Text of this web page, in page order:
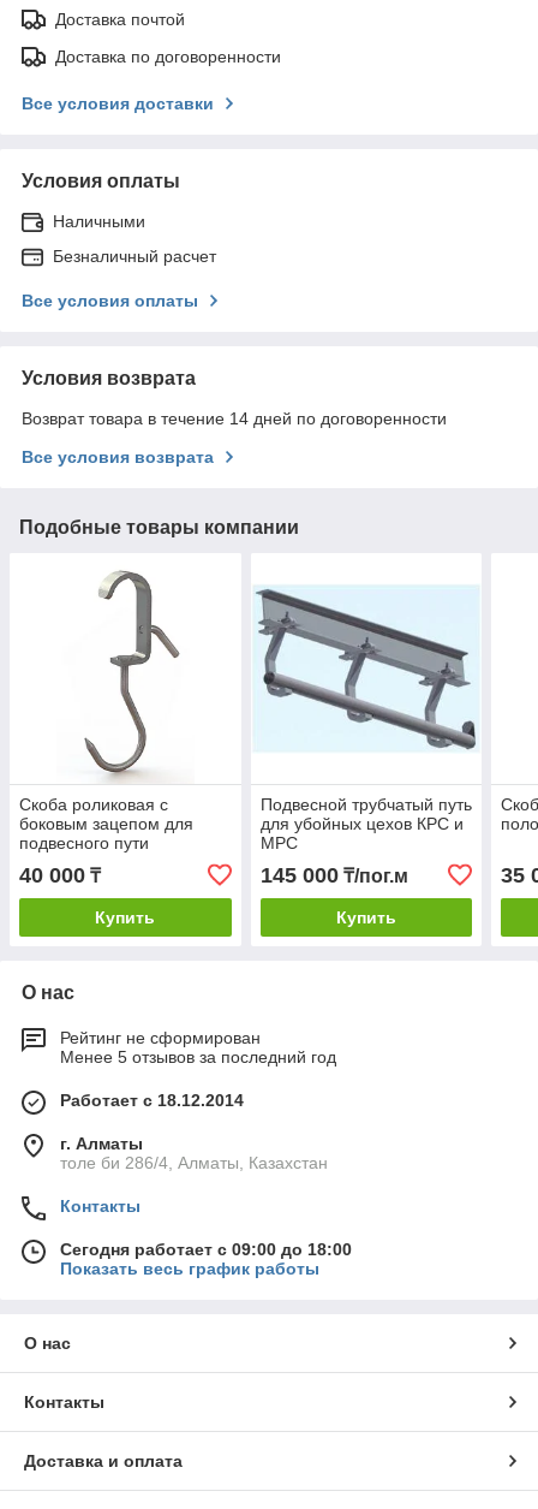
Доставка почтой
Доставка по договоренности
Все условия доставки
Условия оплаты
Наличными
Безналичный расчет
Все условия оплаты
Условия возврата
Возврат товара в течение 14 дней по договоренности
Все условия возврата
Подобные товары компании
Скоба роликовая с
боковым зацепом для
подвесного пути
40 000 ₸
Купить
Подвесной трубчатый путь
для убойных цехов КРС и
МРС
145 000₸/пог.м
Купить
35
О нас
Рейтинг не сформирован
Менее 5 отзывов за последний год
Работает с 18.12.2014
г. Алматы
толе би 286/4, Алматы, Казахстан
Контакты
Сегодня работает с 09:00 до 18:00
Показать весь график работы
О нас
Контакты
Доставка и оплата